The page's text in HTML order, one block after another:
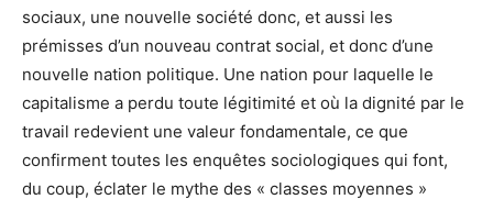
sociaux, une nouvelle société donc, et aussi les
prémisses d’un nouveau contrat social, et donc d’une
nouvelle nation politique. Une nation pour laquelle le
capitalisme a perdu toute légitimité et où la dignité par le
travail redevient une valeur fondamentale, ce que
confirment toutes les enquêtes sociologiques qui font,
du coup, éclater le mythe des « classes moyennes »